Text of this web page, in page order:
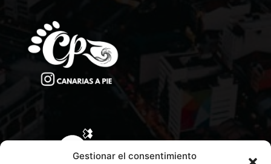
Gestionar el consentimiento